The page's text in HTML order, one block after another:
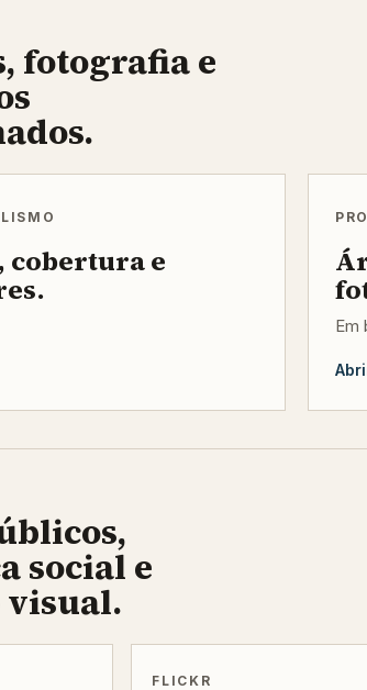
fotografia e
cobertura e
Em
social e
FLICKR